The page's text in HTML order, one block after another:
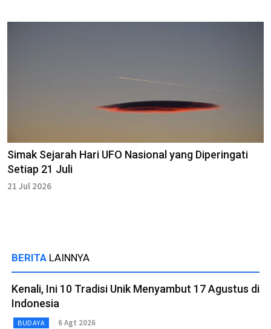
Simak Sejarah Hari UFO Nasional yang Diperingati
Setiap 21 Juli
21 Jul 2026
BERITA LAINNYA
Kenali, Ini 10 Tradisi Unik Menyambut 17 Agustus di
Indonesia
BUDAYA 6 Agt 2026